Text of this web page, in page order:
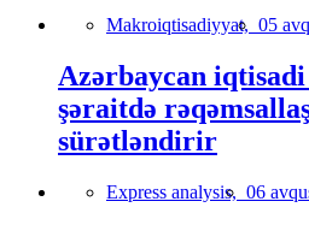
Makroiqtisadiyyat, 05
Azərbaycan
şəraitdə
sürətləndirir
Express analysis, 06